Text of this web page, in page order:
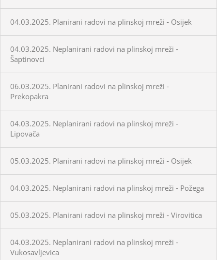
04.03.2025. Planirani radovi na plinskoj mreži - Osijek
04.03.2025. Neplanirani radovi na plinskoj mreži -
Šaptinovci
06.03.2025. Planirani radovi na plinskoj mreži -
Prekopakra
04.03.2025. Neplanirani radovi na plinskoj mreži -
Lipovača
05.03.2025. Planirani radovi na plinskoj mreži - Osijek
04.03.2025. Neplanirani radovi na plinskoj mreži - Požega
05.03.2025. Planirani radovi na plinskoj mreži - Virovitica
04.03.2025. Neplanirani radovi na plinskoj mreži -
Vukosavljevica